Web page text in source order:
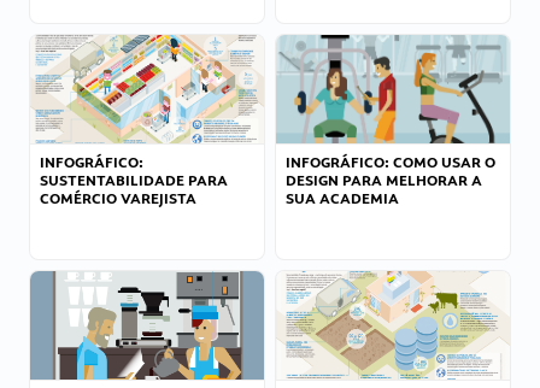
INFOGRÁFICO:
SUSTENTABILIDADE PARA
COMÉRCIO VAREJISTA
INFOGRÁFICO: COMO USAR O
DESIGN PARA MELHORAR A
SUA ACADEMIA